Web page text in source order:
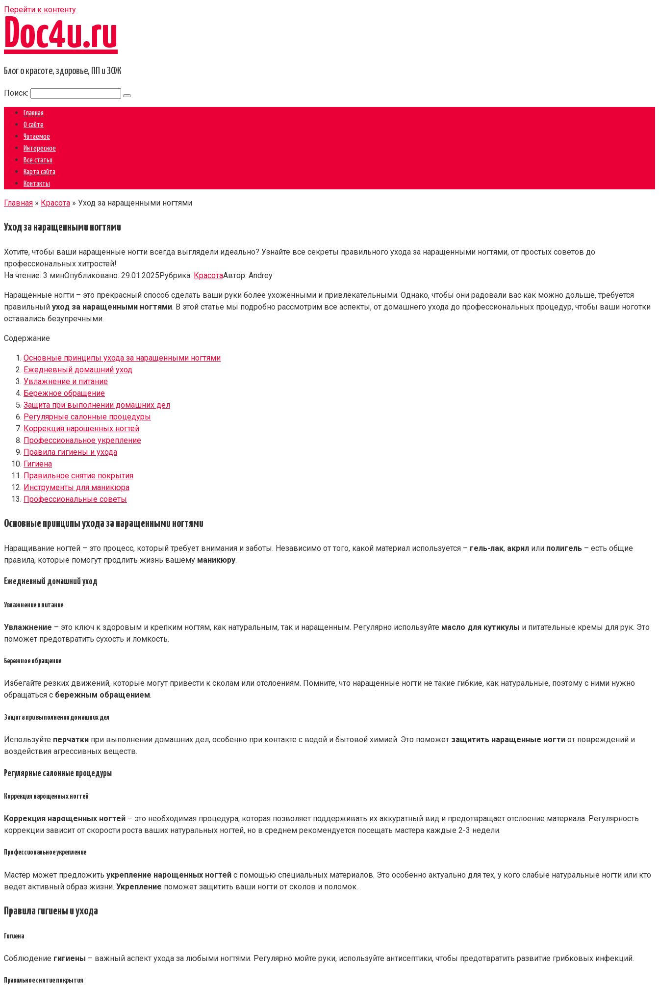
Перейти к контенту
Doc4u.ru
Блог о красоте, здоровье, ПП и ЗОЖ
Поиск:
Главная
О сайте
Читаемое
Интересное
Все статьи
Карта сайта
Контакты
Главная » Красота » Уход за наращенными ногтями
Уход за наращенными ногтями
Хотите, чтобы ваши наращенные ногти всегда выглядели идеально? Узнайте все секреты правильного ухода за наращенными ногтями, от простых советов до
профессиональных хитростей!
На чтение: 3 минОпубликовано: 29.01.2025Рубрика: КрасотаАвтор: Andrey
Наращенные ногти – это прекрасный способ сделать ваши руки более ухоженными и привлекательными. Однако, чтобы они радовали вас как можно дольше, требуется
правильный уход за наращенными ногтями. В этой статье мы подробно рассмотрим все аспекты, от домашнего ухода до профессиональных процедур, чтобы ваши ноготки
оставались безупречными.
Содержание
Основные принципы ухода за наращенными ногтями
Ежедневный домашний уход
Увлажнение и питание
Бережное обращение
Защита при выполнении домашних дел
Регулярные салонные процедуры
Коррекция нарощенных ногтей
Профессиональное укрепление
Правила гигиены и ухода
Гигиена
Правильное снятие покрытия
Инструменты для маникюра
Профессиональные советы
Основные принципы ухода за наращенными ногтями
Наращивание ногтей – это процесс, который требует внимания и заботы. Независимо от того, какой материал используется – гель-лак, акрил или полигель – есть общие
правила, которые помогут продлить жизнь вашему маникюру.
Ежедневный домашний уход
Увлажнение и питание
Увлажнение – это ключ к здоровым и крепким ногтям, как натуральным, так и наращенным. Регулярно используйте масло для кутикулы и питательные кремы для рук. Это
поможет предотвратить сухость и ломкость.
Бережное обращение
Избегайте резких движений, которые могут привести к сколам или отслоениям. Помните, что наращенные ногти не такие гибкие, как натуральные, поэтому с ними нужно
обращаться с бережным обращением.
Защита при выполнении домашних дел
Используйте перчатки при выполнении домашних дел, особенно при контакте с водой и бытовой химией. Это поможет защитить наращенные ногти от повреждений и
воздействия агрессивных веществ.
Регулярные салонные процедуры
Коррекция нарощенных ногтей
Коррекция нарощенных ногтей – это необходимая процедура, которая позволяет поддерживать их аккуратный вид и предотвращает отслоение материала. Регулярность
коррекции зависит от скорости роста ваших натуральных ногтей, но в среднем рекомендуется посещать мастера каждые 2-3 недели.
Профессиональное укрепление
Мастер может предложить укрепление нарощенных ногтей с помощью специальных материалов. Это особенно актуально для тех, у кого слабые натуральные ногти или кто
ведет активный образ жизни. Укрепление поможет защитить ваши ногти от сколов и поломок.
Правила гигиены и ухода
Гигиена
Соблюдение гигиены – важный аспект ухода за любыми ногтями. Регулярно мойте руки, используйте антисептики, чтобы предотвратить развитие грибковых инфекций.
Правильное снятие покрытия